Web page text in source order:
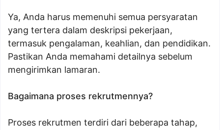
Ya, Anda harus memenuhi semua persyaratan
yang tertera dalam deskripsi pekerjaan,
termasuk pengalaman, keahlian, dan pendidikan.
Pastikan Anda memahami detailnya sebelum
mengirimkan lamaran.
Bagaimana proses rekrutmennya?
Proses rekrutmen terdiri dari beberapa tahap,